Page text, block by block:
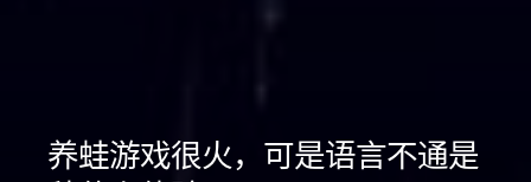
养蛙游戏很火，可是语言不通是